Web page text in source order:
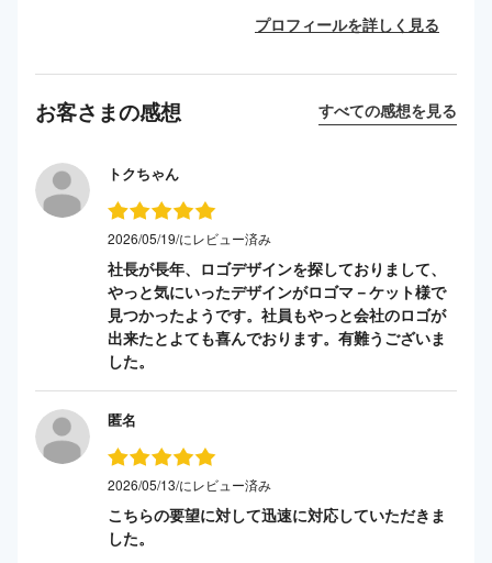
プロフィールを詳しく見る
お客さまの感想 すべての感想を見る
トクちゃん
2026/05/19/にレビュー済み
社長が長年、ロゴデザインを探しておりまして、
やっと気にいったデザインがロゴマ－ケット様で
見つかったようです。社員もやっと会社のロゴが
出来たとよても喜んでおります。有難うございま
した。
匿名
2026/05/13/にレビュー済み
こちらの要望に対して迅速に対応していただきま
した。